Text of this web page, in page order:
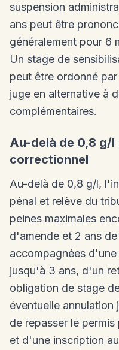
suspension
ans peut être
généralement pour 6
Un stage de
peut être ordonné
juge en alternative à
complémentaires.
Au-delà de 0,8 g/
correctionnel
Au-delà de 0,8 g/l,
pénal et relève du
peines maximales
d'amende et 2 ans
accompagnées
jusqu'à 3 ans, d'un
obligation de stage
éventuelle
de repasser le
et d'une inscription